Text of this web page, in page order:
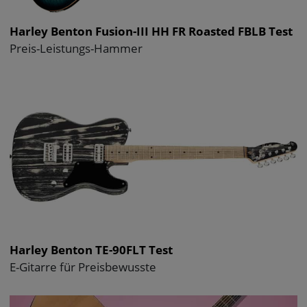
Harley Benton Fusion-III HH FR Roasted FBLB Test
Preis-Leistungs-Hammer
Harley Benton TE-90FLT Test
E-Gitarre für Preisbewusste